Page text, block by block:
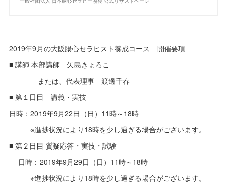
2019年9月の大阪腸心セラピスト養成コース 開催要項
■ 講師 本部講師 矢島きょろこ
または、代表理事 渡邊千春
■ 第１日目 講義・実技
日時：2019年9月22日（日）11時～18時
※進捗状況により18時を少し過ぎる場合がございます。
■ 第２日目 質疑応答・実技・試験
日時：2019年9月29日（日）11時～18時
※進捗状況により18時を少し過ぎる場合がございます。